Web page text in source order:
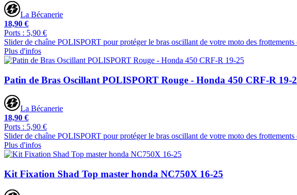
La Bécanerie
18,90 €
Ports : 5,90 €
Slider de chaîne POLISPORT pour protéger le bras oscillant de votre moto des
Plus d'infos
Patin de Bras Oscillant POLISPORT Rouge - Honda 450 CRF-R 19-
La Bécanerie
18,90 €
Ports : 5,90 €
Slider de chaîne POLISPORT pour protéger le bras oscillant de votre moto des
Plus d'infos
Kit Fixation Shad Top master honda NC750X 16-25